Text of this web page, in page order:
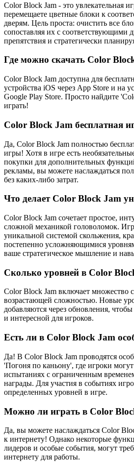
Color Block Jam - это увлекательная
перемещаете цветные блоки к
дверям. Цель проста: очистить все
сопоставляя их с соответствующими
препятствия и стратегически
Где можно скачать Color
Color Block Jam доступна для
устройства iOS через App Store и на
Google Play Store. Просто найдите
играть!
Color Block Jam бесплатная
Да, Color Block Jam полностью
игры! Хотя в игре есть
покупки для дополнительных
рекламы, вы можете наслаждаться
без каких-либо затрат.
Что делает Color Block Jam
Color Block Jam сочетает простое,
сложной механикой головоломок.
уникальной системой скольжения,
постепенно усложняющимися
ваше стратегическое мышление и
Сколько уровней в Color
Color Block Jam включает множество
возрастающей сложностью. Новые
добавляются через обновления, чтобы
и интересной для игроков.
Есть ли в Color Block Jam
Да! В Color Block Jam проводятся
'Погоня по каньону', где игроки могут
испытаниях с ограниченным
награды. Для участия в событиях
определенных уровней в игре.
Можно ли играть в Color
Да, вы можете наслаждаться Color
к интернету! Однако некоторые
лидеров и особые события, могут
интернету для работы.